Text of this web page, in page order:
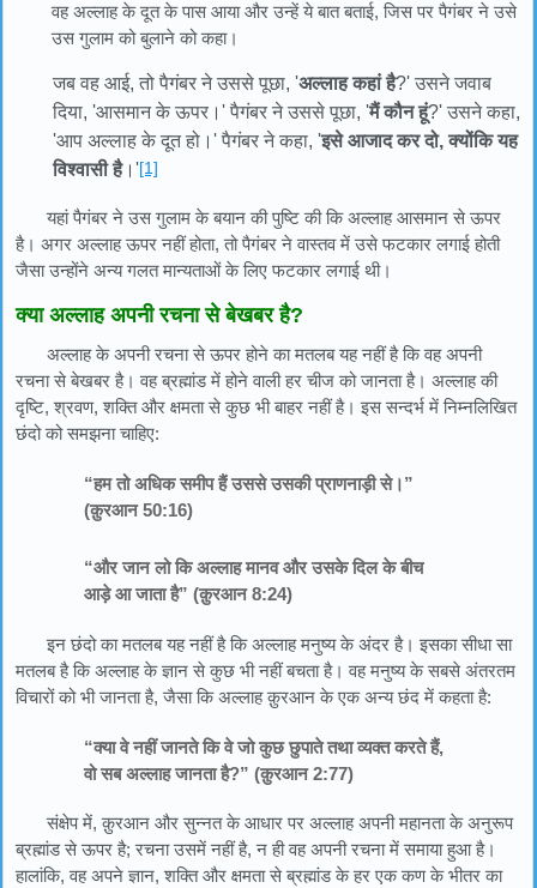
वह अल्लाह के दूत के पास आया और उन्हें ये बात बताई, जिस पर पैगंबर ने उसे
उस गुलाम को बुलाने को कहा।
जब वह आई, तो पैगंबर ने उससे पूछा, 'अल्लाह कहां है?' उसने जवाब
दिया, 'आसमान के ऊपर।' पैगंबर ने उससे पूछा, 'मैं कौन हूं?' उसने कहा,
'आप अल्लाह के दूत हो।' पैगंबर ने कहा, 'इसे आजाद कर दो, क्योंकि यह
विश्वासी है।'[1]
यहां पैगंबर ने उस गुलाम के बयान की पुष्टि की कि अल्लाह आसमान से ऊपर
है। अगर अल्लाह ऊपर नहीं होता, तो पैगंबर ने वास्तव में उसे फटकार लगाई होती
जैसा उन्होंने अन्य गलत मान्यताओं के लिए फटकार लगाई थी।
क्या अल्लाह अपनी रचना से बेखबर है?
अल्लाह के अपनी रचना से ऊपर होने का मतलब यह नहीं है कि वह अपनी
रचना से बेखबर है। वह ब्रह्मांड में होने वाली हर चीज को जानता है। अल्लाह की
दृष्टि, श्रवण, शक्ति और क्षमता से कुछ भी बाहर नहीं है। इस सन्दर्भ में निम्नलिखित
छंदो को समझना चाहिए:
“हम तो अधिक समीप हैं उससे उसकी प्राणनाड़ी से।”
(क़ुरआन 50:16)
“और जान लो कि अल्लाह मानव और उसके दिल के बीच
आड़े आ जाता है” (क़ुरआन 8:24)
इन छंदो का मतलब यह नहीं है कि अल्लाह मनुष्य के अंदर है। इसका सीधा सा
मतलब है कि अल्लाह के ज्ञान से कुछ भी नहीं बचता है। वह मनुष्य के सबसे अंतरतम
विचारों को भी जानता है, जैसा कि अल्लाह क़ुरआन के एक अन्य छंद में कहता है:
“क्या वे नहीं जानते कि वे जो कुछ छुपाते तथा व्यक्त करते हैं,
वो सब अल्लाह जानता है?” (क़ुरआन 2:77)
संक्षेप में, क़ुरआन और सुन्नत के आधार पर अल्लाह अपनी महानता के अनुरूप
ब्रह्मांड से ऊपर है; रचना उसमें नहीं है, न ही वह अपनी रचना में समाया हुआ है।
हालांकि, वह अपने ज्ञान, शक्ति और क्षमता से ब्रह्मांड के हर एक कण के भीतर का